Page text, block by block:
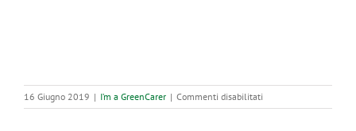
16 Giugno 2019 | I’m a GreenCarer | Commenti disabilitati
L’ADSI